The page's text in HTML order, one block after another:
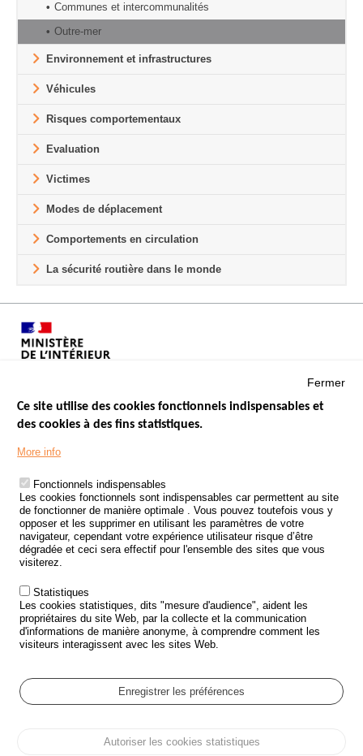
Communes et intercommunalités
Outre-mer
Environnement et infrastructures
Véhicules
Risques comportementaux
Evaluation
Victimes
Modes de déplacement
Comportements en circulation
La sécurité routière dans le monde
Menu
Footer
LES SITES PUBLICS
ÉTAT DE L’INSÉCURITÉ ROUTIÈRE
TRAITEMENT DES DONNÉES PERSONNELLES DES ACCIDENTS DE
LA ROUTE
ETUDES ET RECHERCHES
APPEL À PROJETS
POLITIQUE DE SÉCURITÉ ROUTIÈRE
Outils
AGENDA
GLOSSAIRE
Cookie settings
Protection des données personnelles et Cookies
Fermer
Ce site utilise des cookies fonctionnels indispensables et
des cookies à des fins statistiques.
More info
Fonctionnels indispensables
Les cookies fonctionnels sont indispensables car permettent au site
de fonctionner de manière optimale . Vous pouvez toutefois vous y
opposer et les supprimer en utilisant les paramètres de votre
navigateur, cependant votre expérience utilisateur risque d’être
dégradée et ceci sera effectif pour l'ensemble des sites que vous
visiterez.
Statistiques
Les cookies statistiques, dits "mesure d'audience", aident les
propriétaires du site Web, par la collecte et la communication
d'informations de manière anonyme, à comprendre comment les
visiteurs interagissent avec les sites Web.
Enregistrer les préférences
Autoriser les cookies statistiques